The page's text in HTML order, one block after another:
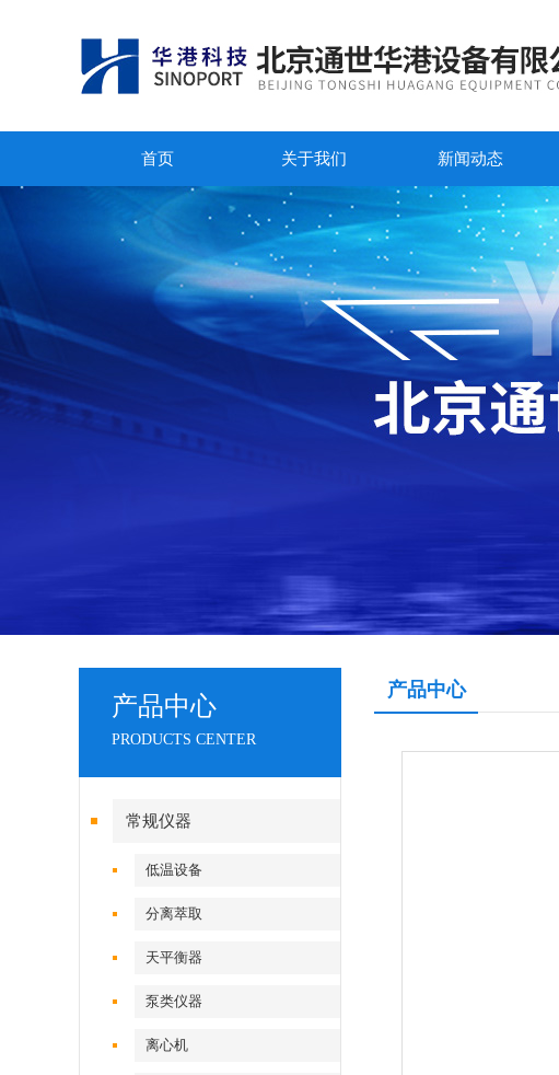
首页 关于我们 新闻动态
产品中心
PRODUCTS CENTER
常规仪器
低温设备
分离萃取
天平衡器
泵类仪器
离心机
产品中心